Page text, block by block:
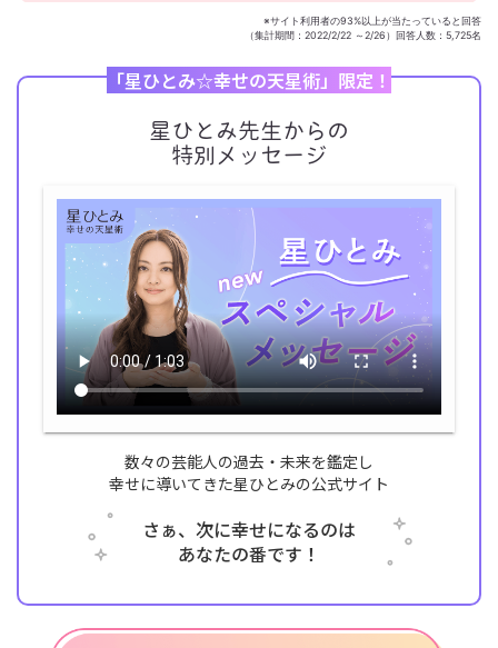
※サイト利用者の93%以上が当たっていると回答
（集計期間：2022/2/22 ～2/26）回答人数：5,725名
「星ひとみ☆幸せの天星術」限定！
星ひとみ先生からの
特別メッセージ
数々の芸能人の過去・未来を鑑定し
幸せに導いてきた星ひとみの公式サイト
さぁ、次に幸せになるのは
あなたの番です！